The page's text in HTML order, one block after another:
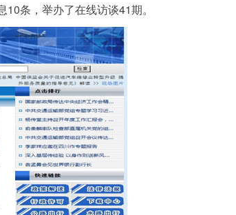
条，举办了在线访谈41期。